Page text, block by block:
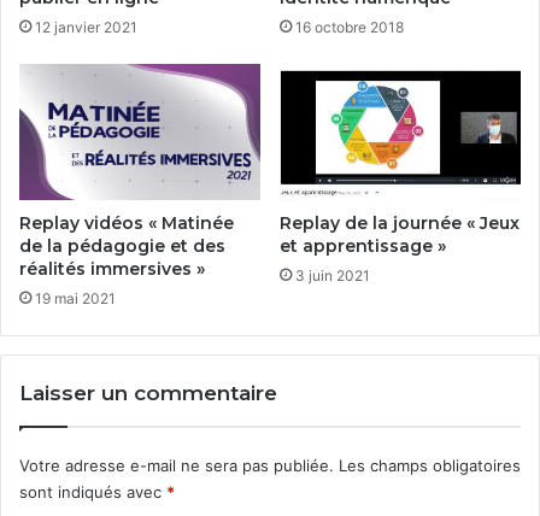
12 janvier 2021 16 octobre 2018
Replay vidéos « Matinée
de la pédagogie et des
réalités immersives »
19 mai 2021
Replay de la journée « Jeux
et apprentissage »
3 juin 2021
Laisser un commentaire
Votre adresse e-mail ne sera pas publiée. Les champs obligatoires
sont indiqués avec *